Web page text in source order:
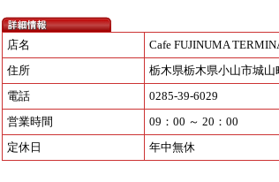
店名
Cafe FUJINUMA
住所
栃木県栃木県小山市城
電話
0285-39-6029
営業時間
09：00 ～ 20：00
定休日
年中無休